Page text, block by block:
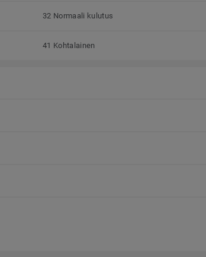
32 Normaali kulutus
41 Kohtalainen